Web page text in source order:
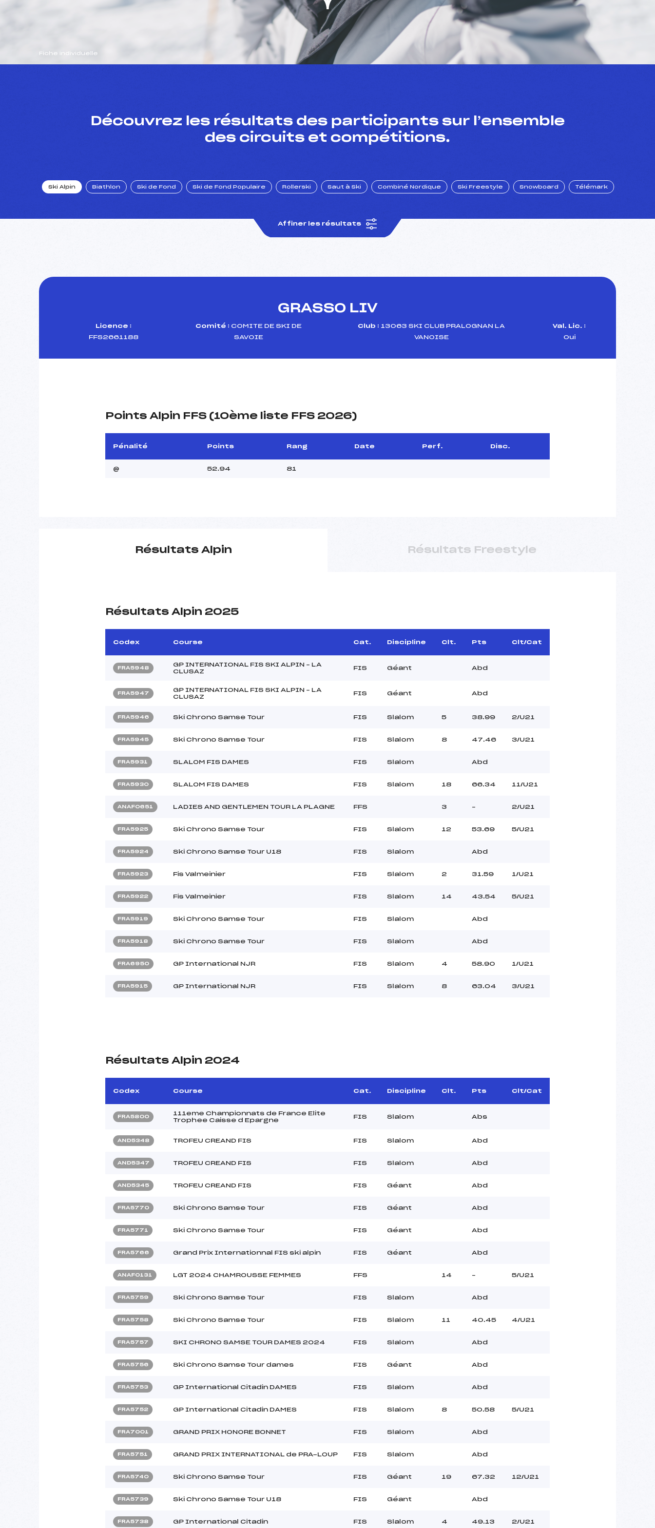
Fiche individuelle
Découvrez les résultats des participants sur l’ensemble
des circuits et compétitions.
Ski Alpin Biathlon Ski de Fond Ski de Fond Populaire Rollerski Saut à Ski Combiné Nordique Ski Freestyle Snowboard Télémark
Affiner les résultats
GRASSO LIV
Licence :
FFS2661188
Comité : COMITE DE SKI DE
SAVOIE
Club : 13063 SKI CLUB PRALOGNAN LA
VANOISE
Val. Lic. :
Oui
Points Alpin FFS (10ème liste FFS 2026)
Pénalité Points Rang Date Perf. Disc.
@ 52.94 81
Résultats Alpin Résultats Freestyle
Résultats Alpin 2025
Codex Course Cat. Discipline Clt. Pts Clt/Cat
FRA5948
GP INTERNATIONAL FIS SKI ALPIN – LA
CLUSAZ
FIS Géant Abd
FRA5947
GP INTERNATIONAL FIS SKI ALPIN – LA
CLUSAZ
FIS Géant Abd
FRA5946 Ski Chrono Samse Tour FIS Slalom 5 38.99 2/U21
FRA5945 Ski Chrono Samse Tour FIS Slalom 8 47.46 3/U21
FRA5931 SLALOM FIS DAMES FIS Slalom Abd
FRA5930 SLALOM FIS DAMES FIS Slalom 18 66.34 11/U21
ANAF0651 LADIES AND GENTLEMEN TOUR LA PLAGNE FFS 3 – 2/U21
FRA5925 Ski Chrono Samse Tour FIS Slalom 12 53.69 5/U21
FRA5924 Ski Chrono Samse Tour U18 FIS Slalom Abd
FRA5923 Fis Valmeinier FIS Slalom 2 31.59 1/U21
FRA5922 Fis Valmeinier FIS Slalom 14 43.54 5/U21
FRA5919 Ski Chrono Samse Tour FIS Slalom Abd
FRA5918 Ski Chrono Samse Tour FIS Slalom Abd
FRA6950 GP International NJR FIS Slalom 4 58.90 1/U21
FRA5915 GP International NJR FIS Slalom 8 63.04 3/U21
Résultats Alpin 2024
Codex Course Cat. Discipline Clt. Pts Clt/Cat
FRA5800
111eme Championnats de France Elite
Trophee Caisse d Epargne
FIS Slalom Abs
AND5348 TROFEU CREAND FIS FIS Slalom Abd
AND5347 TROFEU CREAND FIS FIS Slalom Abd
AND5345 TROFEU CREAND FIS FIS Géant Abd
FRA5770 Ski Chrono Samse Tour FIS Géant Abd
FRA5771 Ski Chrono Samse Tour FIS Géant Abd
FRA5766 Grand Prix Internationnal FIS ski alpin FIS Géant Abd
ANAF0131 LGT 2024 CHAMROUSSE FEMMES FFS 14 – 5/U21
FRA5759 Ski Chrono Samse Tour FIS Slalom Abd
FRA5758 Ski Chrono Samse Tour FIS Slalom 11 40.45 4/U21
FRA5757 SKI CHRONO SAMSE TOUR DAMES 2024 FIS Slalom Abd
FRA5756 Ski Chrono Samse Tour dames FIS Géant Abd
FRA5753 GP International Citadin DAMES FIS Slalom Abd
FRA5752 GP International Citadin DAMES FIS Slalom 8 50.58 5/U21
FRA7001 GRAND PRIX HONORE BONNET FIS Slalom Abd
FRA5751 GRAND PRIX INTERNATIONAL de PRA-LOUP FIS Slalom Abd
FRA5740 Ski Chrono Samse Tour FIS Géant 19 67.32 12/U21
FRA5739 Ski Chrono Samse Tour U18 FIS Géant Abd
FRA5738 GP International Citadin FIS Slalom 4 49.13 2/U21